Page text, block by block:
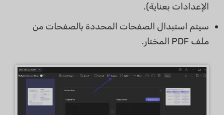
الإعدادات بعناية).
سيتم استبدال الصفحات المحددة بالصفحات من
ملف PDF المختار.